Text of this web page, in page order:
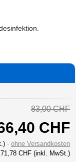
83,00 CHF
CHF
ohne Versandkosten
71,78 CHF (inkl. MwSt.)